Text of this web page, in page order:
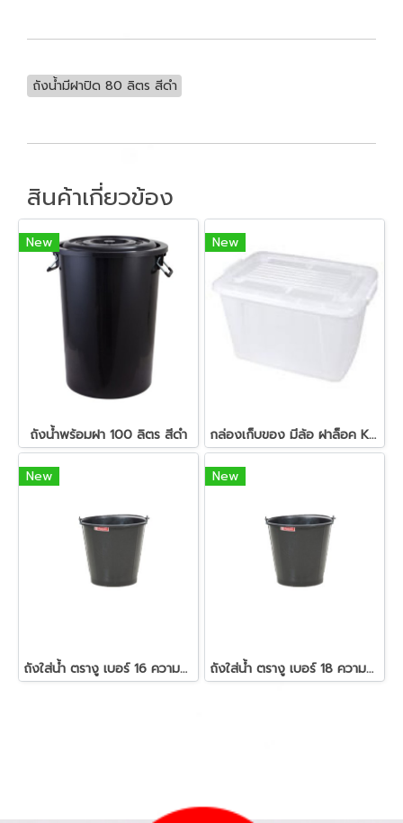
ถังน้ำมีฝาปิด 80 ลิตร สีดำ
สินค้าเกี่ยวข้อง
New
ถังน้ำพร้อมฝา 100 ลิตร สีดำ
New
กล่องเก็บของ มีล้อ ฝาล็อค K-600 50 ลิตร สีขาว
New
ถังใส่น้ำ ตรางู เบอร์ 16 ความจุ 12 ลิตร
New
ถังใส่น้ำ ตรางู เบอร์ 18 ความจุ 14ลิตร